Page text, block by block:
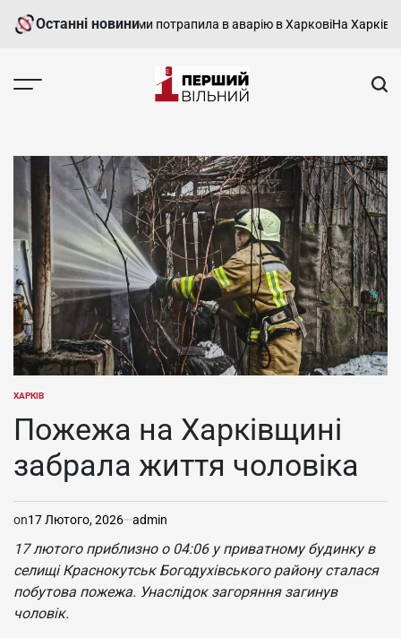
до
Останні новини
з пасажирами потрапила в аварію в ХарковіНа Харківщині
-
харківський,
новини
Харкова
та
області
ОПУБЛІКУВАТИ
ХАРКІВ
Пожежа на Харківщині
забрала життя чоловіка
on17 Лютого, 2026 admin
17 лютого приблизно о 04:06 у приватному будинку в
селищі Краснокутськ Богодухівського району сталася
побутова пожежа. Унаслідок загоряння загинув
чоловік.